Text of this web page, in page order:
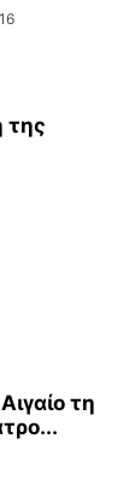
της
τη